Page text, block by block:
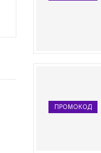
ПРОМОКОД